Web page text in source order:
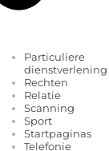
Particuliere
dienstverlening
Rechten
Relatie
Scanning
Sport
Startpaginas
Telefonie